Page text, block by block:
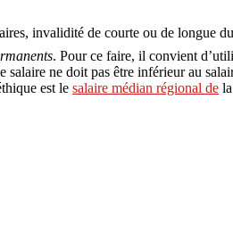
invalidité de courte ou de longue
. Pour ce faire, il convient
ne doit pas être inférieur au
est le salaire médian régional de